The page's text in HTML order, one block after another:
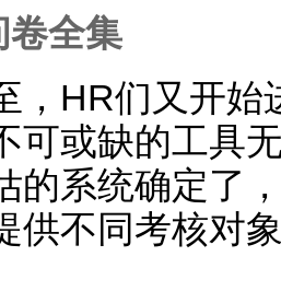
卷全集
，HR们又开
可或缺的工具
的系统确定了
供不同考核对